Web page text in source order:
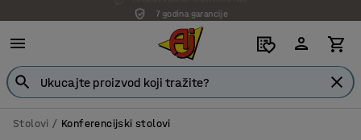
7 godina garancije
Stolovi Konferencijski stolovi